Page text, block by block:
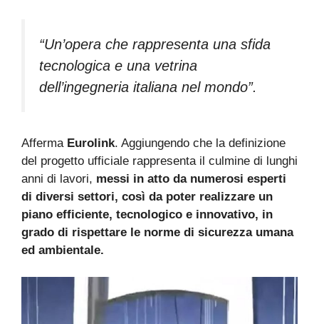
“Un’opera che rappresenta una sfida
tecnologica e una vetrina
dell’ingegneria italiana nel mondo”.
AffermaEurolink. Aggiungendo che la definizione
del progetto ufficiale rappresenta il culmine di lunghi
anni di lavori, messi in atto da numerosi esperti
di diversi settori, così da poter realizzare un
piano efficiente, tecnologico e innovativo, in
grado di rispettare le norme di sicurezza umana
ed ambientale.